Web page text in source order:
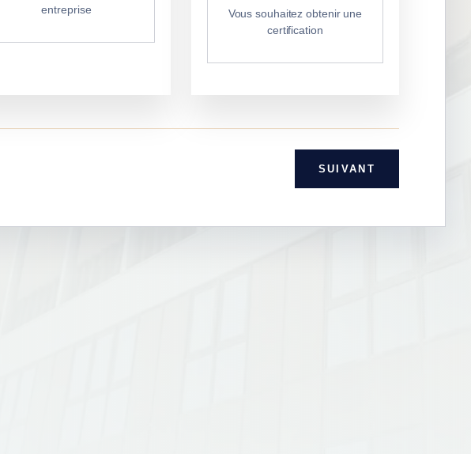
entreprise
Vous souhaitez obtenir une
certification
SUIVANT